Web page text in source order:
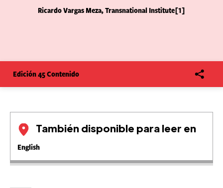
Ricardo Vargas Meza, Transnational Institute[1]
Edición 45 Contenido
También disponible para leer en
English